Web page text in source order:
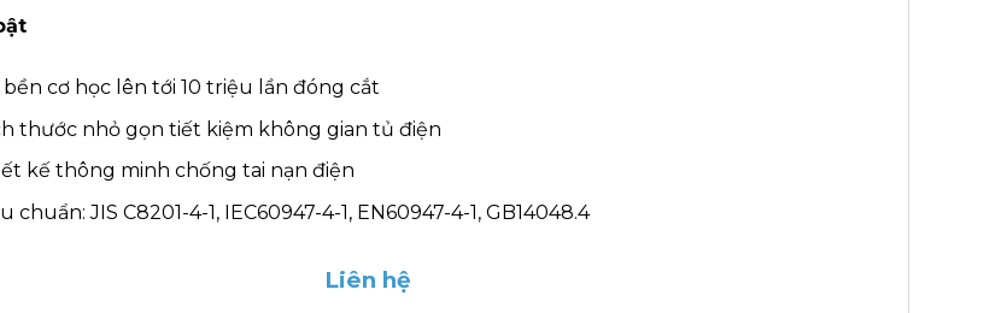
cơ học lên tới 10 triệu lần đóng cắt
thước nhỏ gọn tiết kiệm không gian tủ điện
kế thông minh chống tai nạn điện
chuẩn: JIS C8201-4-1, IEC60947-4-1, EN60947-4-1, GB14048.4
Liên hệ